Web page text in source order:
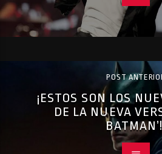
POST
¡ESTOS SON LOS
DE LA NUEVA